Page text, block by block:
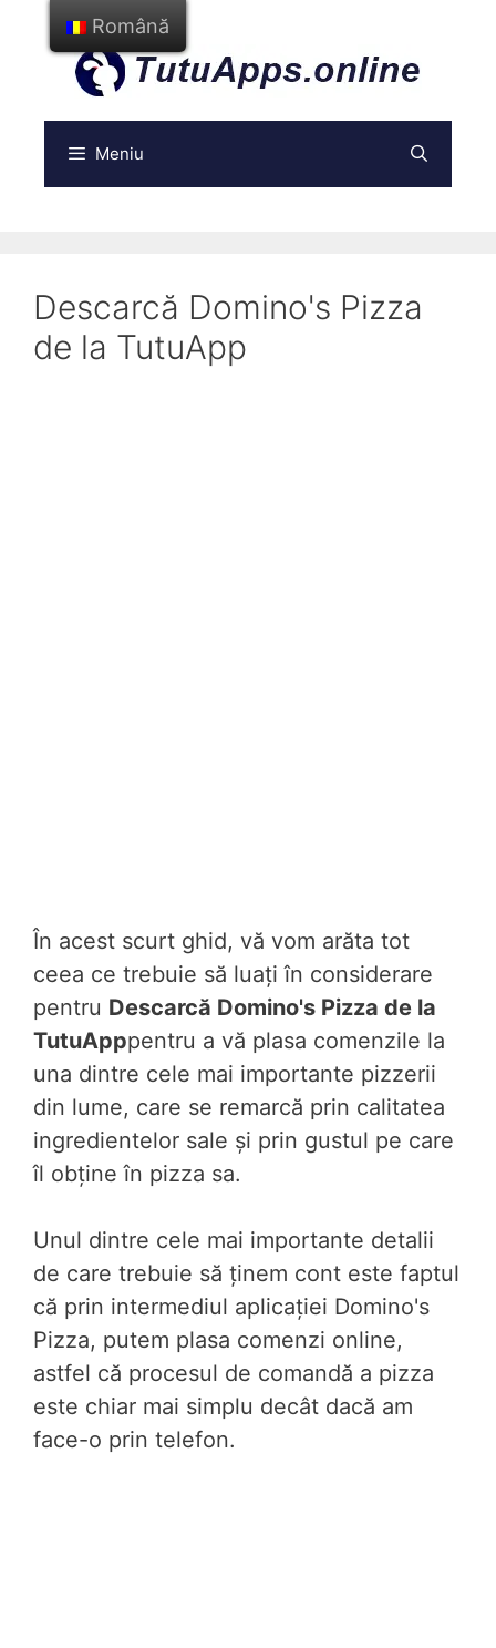
conținut
Meniu
Descarcă Domino's Pizza
de la TutuApp
În acest scurt ghid, vă vom arăta tot
ceea ce trebuie să luați în considerare
pentru Descarcă Domino's Pizza de la
TutuApppentru a vă plasa comenzile la
una dintre cele mai importante pizzerii
din lume, care se remarcă prin calitatea
ingredientelor sale și prin gustul pe care
îl obține în pizza sa.
Unul dintre cele mai importante detalii
de care trebuie să ținem cont este faptul
că prin intermediul aplicației Domino's
Pizza, putem plasa comenzi online,
astfel că procesul de comandă a pizza
este chiar mai simplu decât dacă am
face-o prin telefon.
Română